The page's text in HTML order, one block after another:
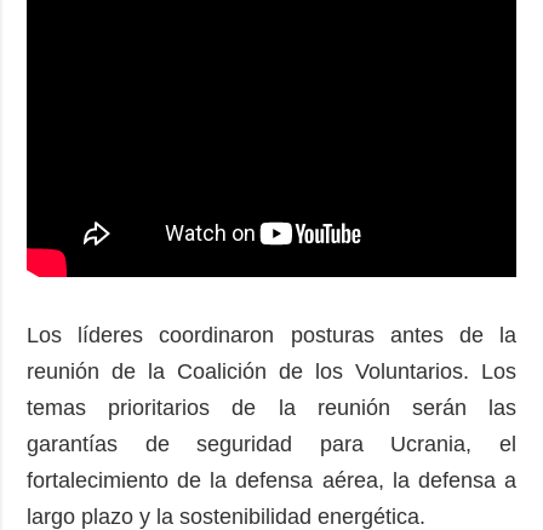
Los líderes coordinaron posturas antes de la
reunión de la Coalición de los Voluntarios. Los
temas prioritarios de la reunión serán las
garantías de seguridad para Ucrania, el
fortalecimiento de la defensa aérea, la defensa a
largo plazo y la sostenibilidad energética.